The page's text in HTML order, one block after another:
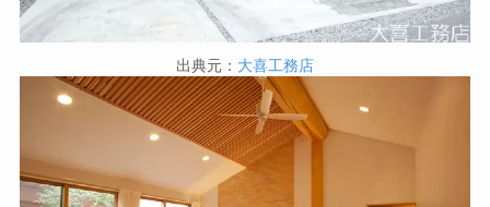
出典元： 大喜工務店